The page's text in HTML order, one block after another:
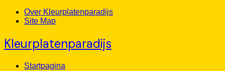
Over Kleurplatenparadijs
Site Map
Kleurplatenparadijs
Startpagina